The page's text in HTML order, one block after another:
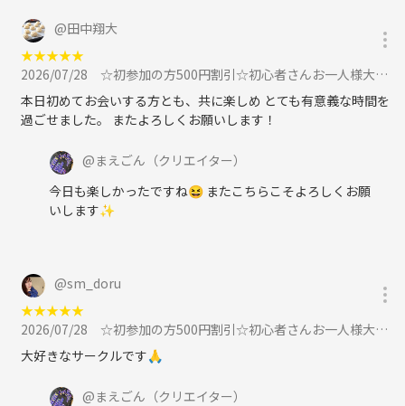
@田中翔大
★★★★★
2026/07/28
☆初参加の方500円割引☆初心者さんお一人様大歓迎！大阪難波平日ボードゲーム会に参加
本日初めてお会いする方とも、共に楽しめ とても有意義な時間を
過ごせました。 またよろしくお願いします！
@まえごん （クリエイター）
今日も楽しかったですね😆 またこちらこそよろしくお願
いします✨
@sm_doru
★★★★★
2026/07/28
☆初参加の方500円割引☆初心者さんお一人様大歓迎！大阪難波平日ボードゲーム会に参加
大好きなサークルです🙏
@まえごん （クリエイター）